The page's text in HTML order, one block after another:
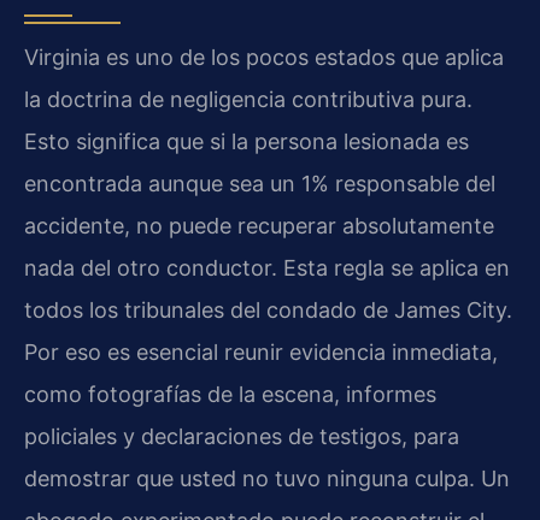
Virginia es uno de los pocos estados que aplica
la doctrina de negligencia contributiva pura.
Esto significa que si la persona lesionada es
encontrada aunque sea un 1% responsable del
accidente, no puede recuperar absolutamente
nada del otro conductor. Esta regla se aplica en
todos los tribunales del condado de James City.
Por eso es esencial reunir evidencia inmediata,
como fotografías de la escena, informes
policiales y declaraciones de testigos, para
demostrar que usted no tuvo ninguna culpa. Un